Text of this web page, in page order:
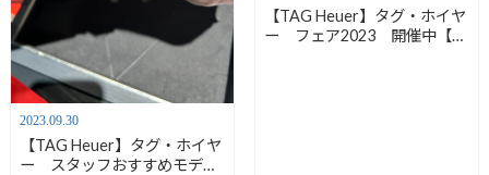
2023.09.30
【TAG Heuer】タグ・ホイヤ
ー スタッフおすすめモデル
【TAG Heuer】タグ・ホイヤ
ー フェア2023 開催中【安